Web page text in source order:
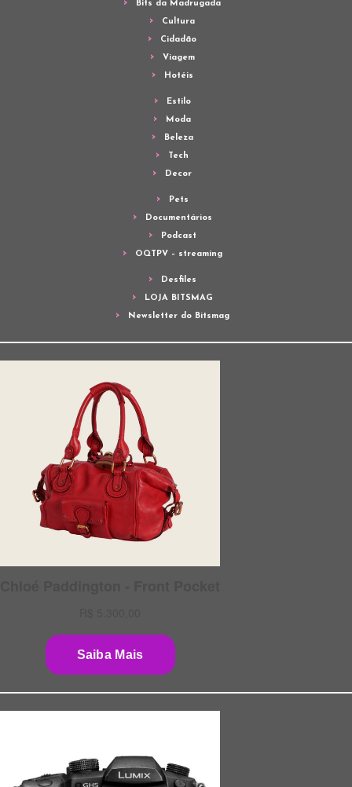
Bits da Madrugada
Cultura
Cidadão
Viagem
Hotéis
Estilo
Moda
Beleza
Tech
Decor
Pets
Documentários
Podcast
OQTPV – streaming
Desfiles
LOJA BITSMAG
Newsletter do Bitsmag